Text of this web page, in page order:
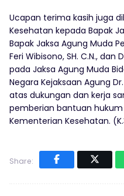
Ucapan terima kasih juga
Kesehatan kepada Bapak
Bapak Jaksa Agung Muda
Feri Wibisono, SH. C.N.,
pada Jaksa Agung Muda
Negara Kejaksaan Agung
atas dukungan dan kerja
pemberian bantuan
Kementerian Kesehatan.
Share: